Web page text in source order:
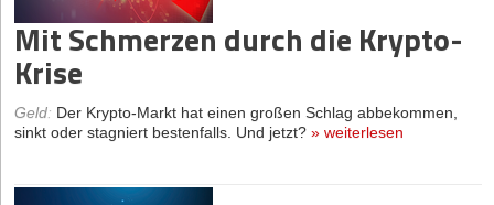
Mit Schmerzen durch die Krypto-
Krise
Geld: Der Krypto-Markt hat einen großen Schlag abbekommen,
sinkt oder stagniert bestenfalls. Und jetzt? » weiterlesen